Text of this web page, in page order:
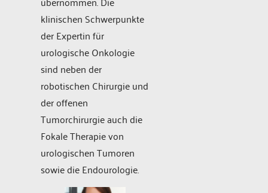
klinischen Schwerpunkte
der Expertin für
urologische Onkologie
sind neben der
robotischen Chirurgie und
der offenen
Tumorchirurgie auch die
Fokale Therapie von
urologischen Tumoren
sowie die Endourologie.